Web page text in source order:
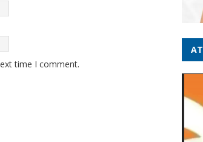
time I comment.